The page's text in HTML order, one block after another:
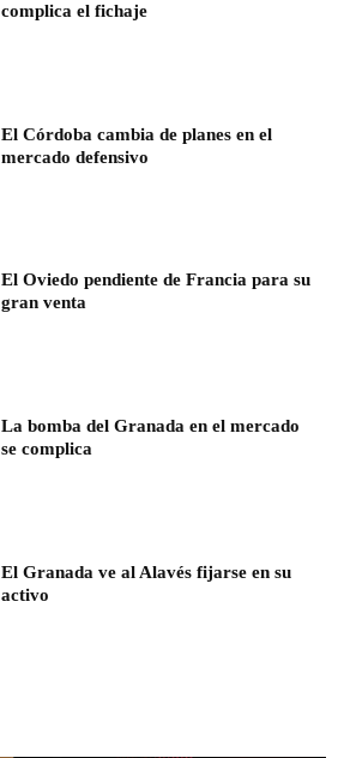
complica el fichaje
El Córdoba cambia de planes en el
mercado defensivo
El Oviedo pendiente de Francia para su
gran venta
La bomba del Granada en el mercado
se complica
El Granada ve al Alavés fijarse en su
activo